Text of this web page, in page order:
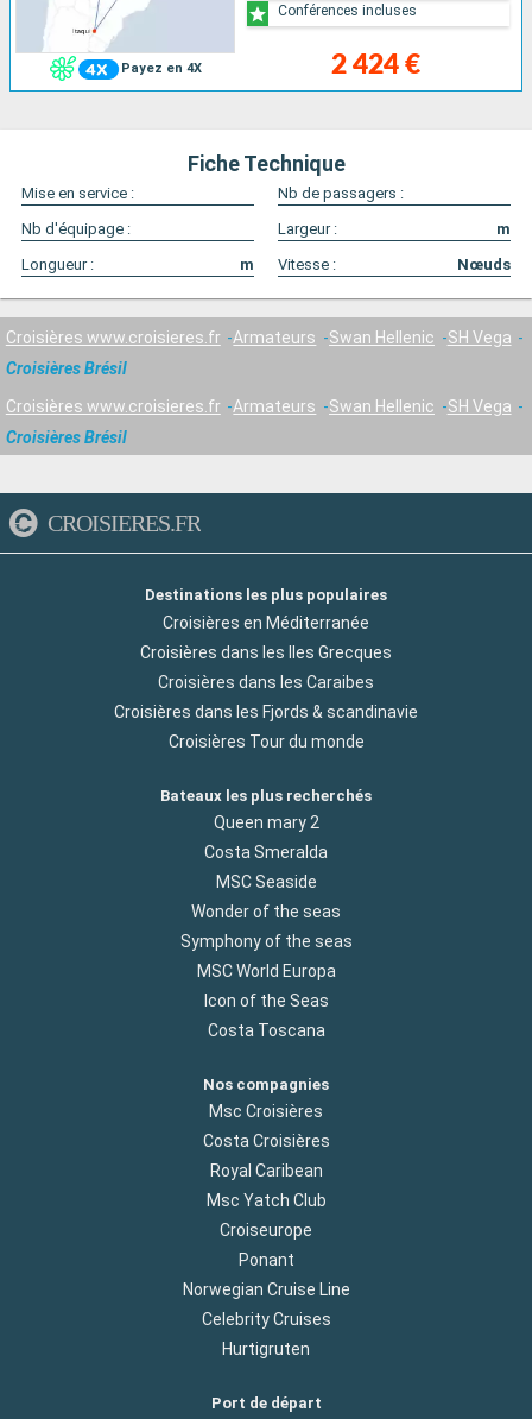
Payez en 4X 2 424 €
Conférences incluses
Fiche Technique
Mise en service :
Nb de passagers :
Nb d'équipage :
Largeur :
m
Longueur :
m Vitesse : Nœuds
Croisières www.croisieres.fr Armateurs Swan Hellenic
SH Vega
Croisières Brésil
Croisières www.croisieres.fr Armateurs Swan Hellenic
SH Vega
Croisières Brésil
CROISIERES.FR
Destinations les plus populaires
Croisières en Méditerranée
Croisières dans les Iles Grecques
Croisières dans les Caraibes
Croisières dans les Fjords & scandinavie
Croisières Tour du monde
Bateaux les plus recherchés
Queen mary 2
Costa Smeralda
MSC Seaside
Wonder of the seas
Symphony of the seas
MSC World Europa
Icon of the Seas
Costa Toscana
Nos compagnies
Msc Croisières
Costa Croisières
Royal Caribean
Msc Yatch Club
Croiseurope
Ponant
Norwegian Cruise Line
Celebrity Cruises
Hurtigruten
Port de départ